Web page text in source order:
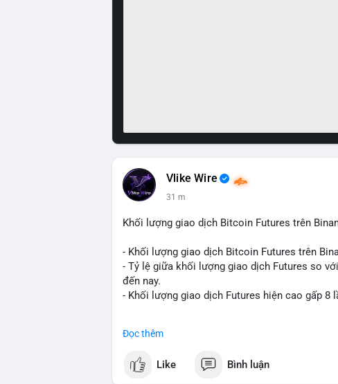
Vlike Wire
31 m
Khối lượng giao dịch Bitcoin Futures trên
- Khối lượng giao dịch Bitcoin Futures trên
- Tỷ lệ giữa khối lượng giao dịch Futures so
đến nay.
- Khối lượng giao dịch Futures hiện cao gấp 8
Đọc thêm
Like Bình luận